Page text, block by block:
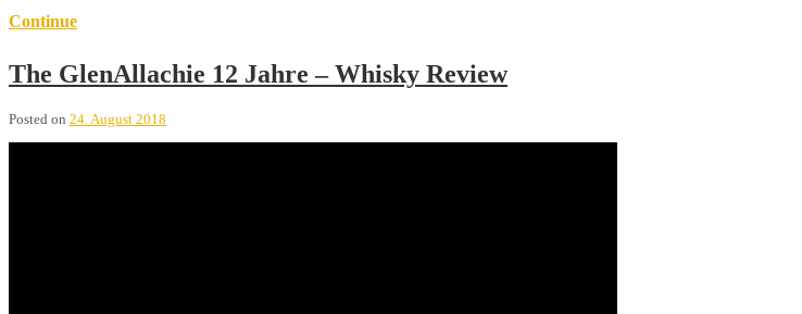
Continue
The GlenAllachie 12 Jahre – Whisky Review
Posted on 24. August 2018